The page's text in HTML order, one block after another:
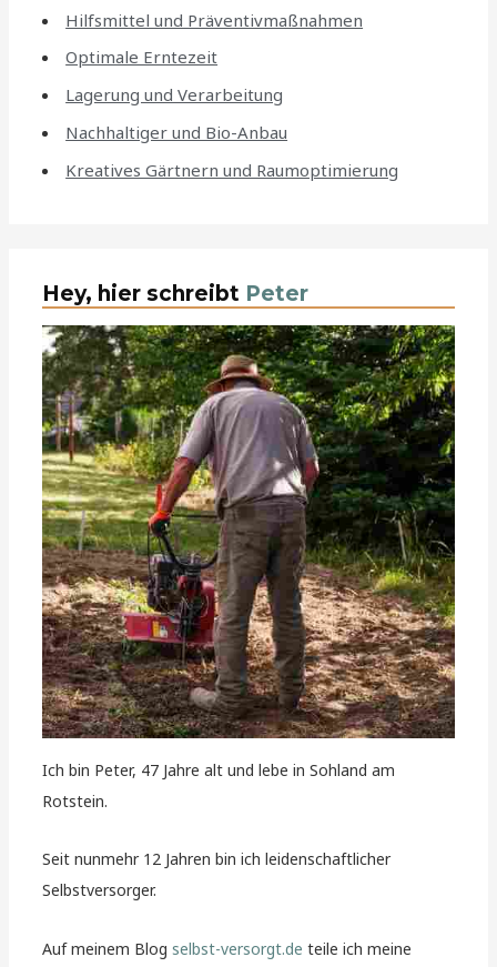
Hilfsmittel und Präventivmaßnahmen
Optimale Erntezeit
Lagerung und Verarbeitung
Nachhaltiger und Bio-Anbau
Kreatives Gärtnern und Raumoptimierung
Hey, hier schreibt Peter
Ich bin Peter, 47 Jahre alt und lebe in Sohland am
Rotstein.
Seit nunmehr 12 Jahren bin ich leidenschaftlicher
Selbstversorger.
Auf meinem Blogselbst-versorgt.de teile ich meine